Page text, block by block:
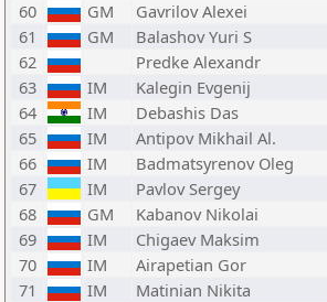
60
GM Gavrilov Alexei
61
GM Balashov Yuri S
62
Predke Alexandr
63
IM Kalegin Evgenij
64
IM Debashis Das
65
IM Antipov Mikhail Al.
66
IM Badmatsyrenov Oleg
67
IM Pavlov Sergey
68
GM Kabanov Nikolai
69
IM Chigaev Maksim
70
IM Airapetian Gor
71
IM Matinian Nikita